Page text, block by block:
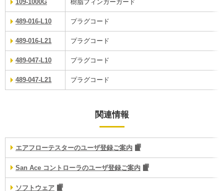
109-1000G 樹脂フィンガーガード
489-016-L10 プラグコード
489-016-L21 プラグコード
489-047-L10 プラグコード
489-047-L21 プラグコード
関連情報
エアフローテスターのユーザ登録ご案内
San Ace コントローラのユーザ登録ご案内
ソフトウェア